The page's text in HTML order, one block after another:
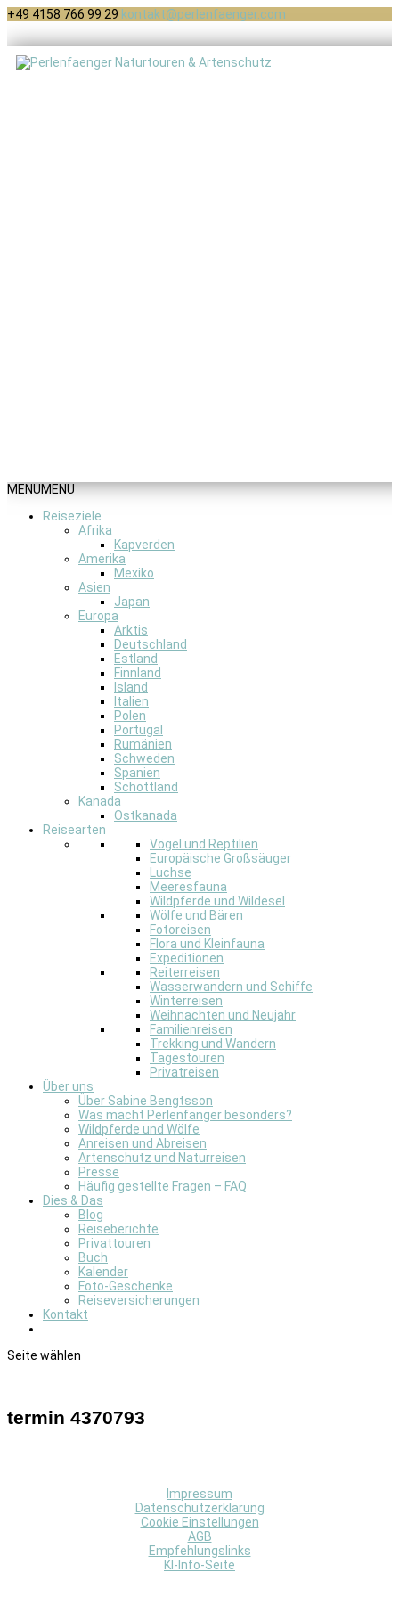
+49 4158 766 99 29 kontakt@perlenfaenger.com
MENUMENU
Reiseziele
Afrika
Kapverden
Amerika
Mexiko
Asien
Japan
Europa
Arktis
Deutschland
Estland
Finnland
Island
Italien
Polen
Portugal
Rumänien
Schweden
Spanien
Schottland
Kanada
Ostkanada
Reisearten
Vögel und Reptilien
Europäische Großsäuger
Luchse
Meeresfauna
Wildpferde und Wildesel
Wölfe und Bären
Fotoreisen
Flora und Kleinfauna
Expeditionen
Reiterreisen
Wasserwandern und Schiffe
Winterreisen
Weihnachten und Neujahr
Familienreisen
Trekking und Wandern
Tagestouren
Privatreisen
Über uns
Über Sabine Bengtsson
Was macht Perlenfänger besonders?
Wildpferde und Wölfe
Anreisen und Abreisen
Artenschutz und Naturreisen
Presse
Häufig gestellte Fragen – FAQ
Dies & Das
Blog
Reiseberichte
Privattouren
Buch
Kalender
Foto-Geschenke
Reiseversicherungen
Kontakt
Seite wählen
termin 4370793
Impressum
Datenschutzerklärung
Cookie Einstellungen
AGB
Empfehlungslinks
KI-Info-Seite